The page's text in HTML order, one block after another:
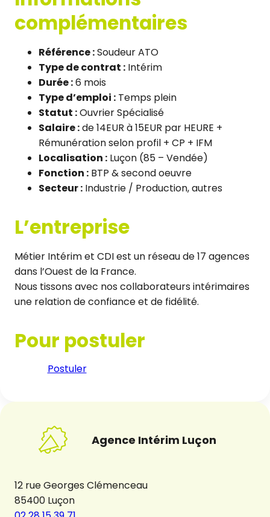
complémentaires
Référence :Soudeur ATO
Type de contrat : Intérim
Durée :6 mois
Type d’emploi : Temps plein
Statut :Ouvrier Spécialisé
Salaire :de 14EUR à 15EUR par HEURE +
Rémunération selon profil + CP + IFM
Localisation : Luçon (85 – Vendée)
Fonction : BTP & second oeuvre
Secteur : Industrie / Production, autres
L’entreprise
Métier Intérim et CDI est un réseau de 17 agences
dans l’Ouest de la France.
Nous tissons avec nos collaborateurs intérimaires
une relation de confiance et de fidélité.
Pour postuler
Postuler
Agence Intérim Luçon
12 rue Georges Clémenceau
85400 Luçon